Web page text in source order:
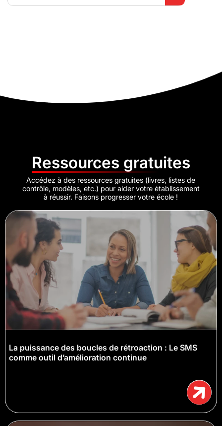
Ressources gratuites
Accédez à des ressources gratuites (livres, listes de
contrôle, modèles, etc.) pour aider votre établissement
à réussir. Faisons progresser votre école !
La puissance des boucles de rétroaction : Le SMS
comme outil d’amélioration continue